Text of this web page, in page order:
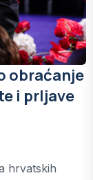
obraćanje
i prljave
hrvatskih